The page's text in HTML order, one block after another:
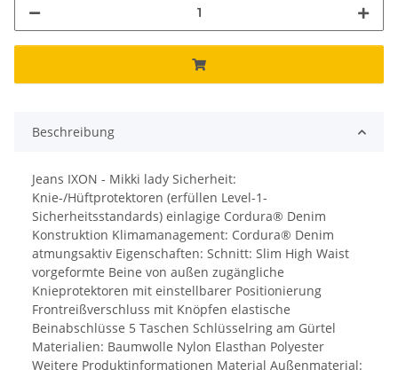
Beschreibung
Jeans IXON - Mikki lady Sicherheit:
Knie-/Hüftprotektoren (erfüllen Level-1-
Sicherheitsstandards) einlagige Cordura® Denim
Konstruktion Klimamanagement: Cordura® Denim
atmungsaktiv Eigenschaften: Schnitt: Slim High Waist
vorgeformte Beine von außen zugängliche
Knieprotektoren mit einstellbarer Positionierung
Frontreißverschluss mit Knöpfen elastische
Beinabschlüsse 5 Taschen Schlüsselring am Gürtel
Materialien: Baumwolle Nylon Elasthan Polyester
Weitere Produktinformationen Material Außenmaterial: